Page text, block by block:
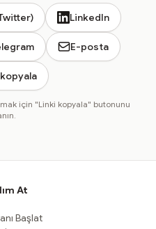
LinkedIn
E-posta
için "Linki kopyala" butonunu
At
Başlat